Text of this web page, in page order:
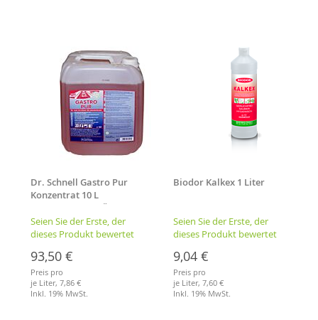
Dr. Schnell Gastro Pur
Konzentrat 10 L
hochwirksamer Öl- und
Fettlöser
Seien Sie der Erste, der
dieses Produkt bewertet
93,50 €
Preis pro
je Liter,7,86 €
Inkl. 19% MwSt.
Biodor Kalkex 1 Liter
Seien Sie der Erste, der
dieses Produkt bewertet
9,04 €
Preis pro
je Liter,7,60 €
Inkl. 19% MwSt.